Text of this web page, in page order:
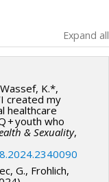
et des
Expand all
K.*,
created my
healthcare
+ youth who
& Sexuality,
G., Frohlich,